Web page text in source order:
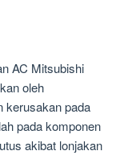
AC Mitsubishi
oleh
kerusakan pada
pada komponen
akibat lonjakan